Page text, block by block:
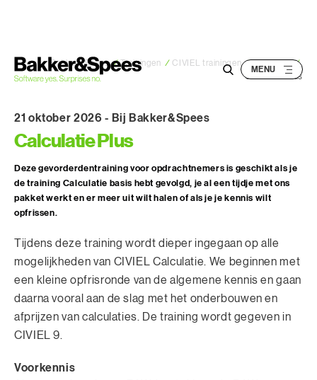
Bakker&Spees / Trainingen / CIVIEL trainingen / Calculatie /
Calculatie Plus
21 oktober 2026 - Bij Bakker&Spees
Calculatie Plus
Deze gevorderdentraining voor opdrachtnemers is geschikt als je
de training Calculatie basis hebt gevolgd, je al een tijdje met ons
pakket werkt en er meer uit wilt halen of als je je kennis wilt
opfrissen.
Tijdens deze training wordt dieper ingegaan op alle
mogelijkheden van CIVIEL Calculatie. We beginnen met
een kleine opfrisronde van de algemene kennis en gaan
daarna vooral aan de slag met het onderbouwen en
afprijzen van calculaties. De training wordt gegeven in
CIVIEL 9.
Voorkennis